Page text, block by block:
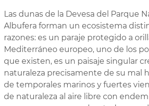
Las dunas de la Devesa del Parque
Albufera forman un ecosistema
razones: es un paraje protegido a
Mediterráneo europeo, uno de los
que existen, es un paisaje singular
naturaleza precisamente de su mal
de temporales marinos y fuertes
de naturaleza al aire libre con